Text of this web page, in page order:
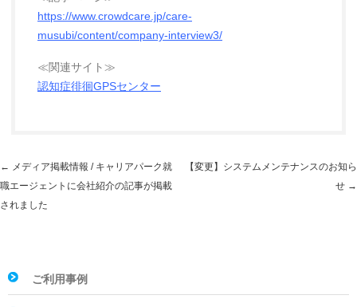
https://www.crowdcare.jp/care-
musubi/content/company-interview3/
≪関連サイト≫
認知症徘徊GPSセンター
投
稿
ナ
シ
← メディア掲載情報 / キャリアパーク就
職エージェントに会社紹介の記事が掲載
されました
【変更】システムメンテナンスのお知ら
せ →
ご利用事例